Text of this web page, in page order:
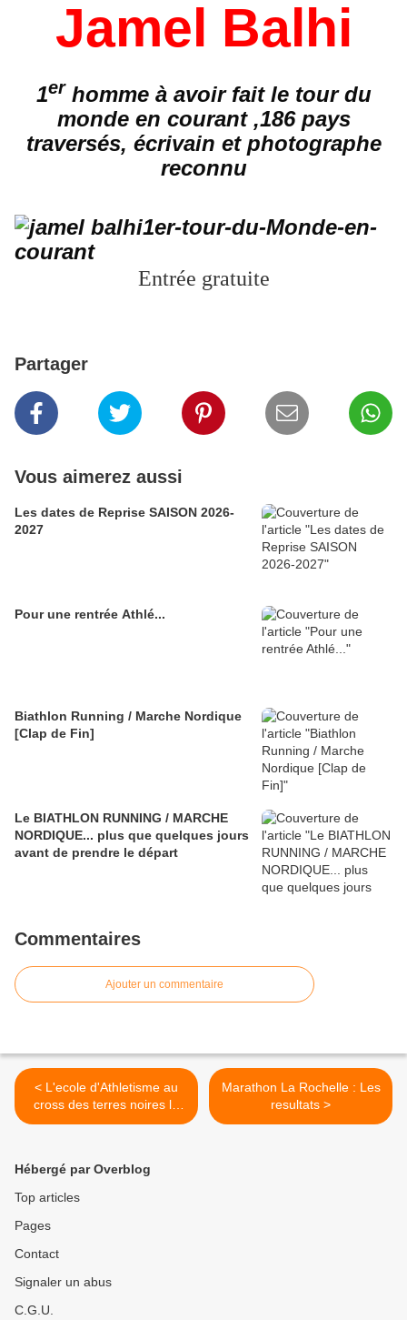
Jamel Balhi
1erhomme à avoir fait le tour du
monde en courant ,186 pays
traversés, écrivain et photographe
reconnu
Entrée gratuite
Partager
Vous aimerez aussi
Les dates de Reprise SAISON 2026-
2027
Pour une rentrée Athlé...
Biathlon Running / Marche Nordique
[Clap de Fin]
Le BIATHLON RUNNING / MARCHE
NORDIQUE... plus que quelques jours
avant de prendre le départ
Commentaires
Ajouter un commentaire
< L'ecole d'Athletisme au
cross des terres noires le
11 Novembre
Marathon La Rochelle : Les
resultats >
Hébergé par Overblog
Top articles
Pages
Contact
Signaler un abus
C.G.U.